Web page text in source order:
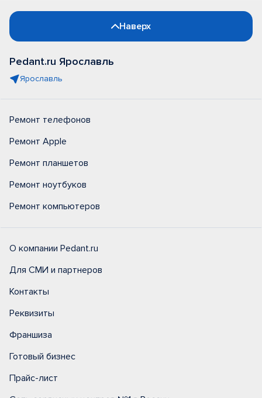
Наверх
Pedant.ru Ярославль
Ярославль
Ремонт телефонов
Ремонт Apple
Ремонт планшетов
Ремонт ноутбуков
Ремонт компьютеров
О компании Pedant.ru
Для СМИ и партнеров
Контакты
Реквизиты
Франшиза
Готовый бизнес
Прайс-лист